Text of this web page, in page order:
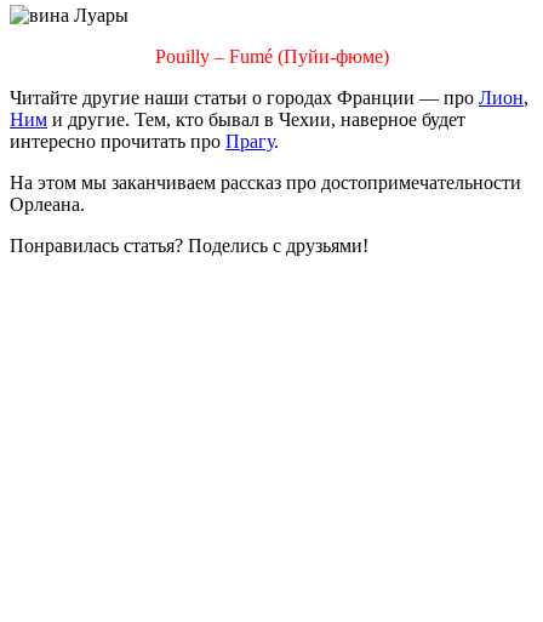
Pouilly – Fumé (Пуйи-фюме)
Читайте другие наши статьи о городах Франции — про Лион,
Ним и другие. Тем, кто бывал в Чехии, наверное будет
интересно прочитать про Прагу.
На этом мы заканчиваем рассказ про достопримечательности
Орлеана.
Понравилась статья? Поделись с друзьями!